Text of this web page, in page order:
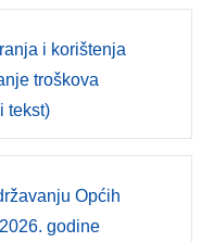
i korištenja
troškova
tekst)
Općih
godine